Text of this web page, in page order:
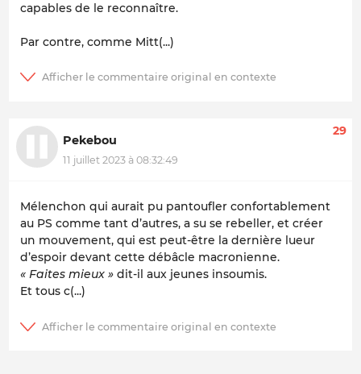
capables de le reconnaître.
Par contre, comme Mitt(...)
Pekebou
11 juillet 2023 à 08:32:49
29
Mélenchon qui aurait pu pantoufler confortablement
au PS comme tant d’autres, a su se rebeller, et créer
un mouvement, qui est peut-être la dernière lueur
d’espoir devant cette débâcle macronienne.
« Faites mieux » dit-il aux jeunes insoumis.
Et tous c(...)